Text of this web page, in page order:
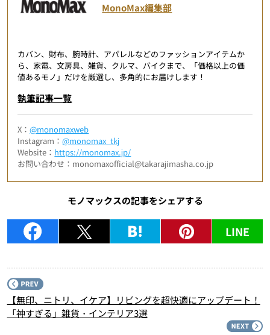
MonoMax編集部
カバン、財布、腕時計、アパレルなどのファッションアイテムか
ら、家電、文房具、雑貨、クルマ、バイクまで、「価格以上の価
値あるモノ」だけを厳選し、多角的にお届けします！
執筆記事一覧
X：@monomaxweb
Instagram：@monomax_tkj
Website： https://monomax.jp/
お問い合わせ：monomaxofficial@takarajimasha.co.jp
モノマックスの記事をシェアする
LINE
【無印、ニトリ、イケア】リビングを超快適にアップデート！
「神すぎる」雑貨・インテリア3選